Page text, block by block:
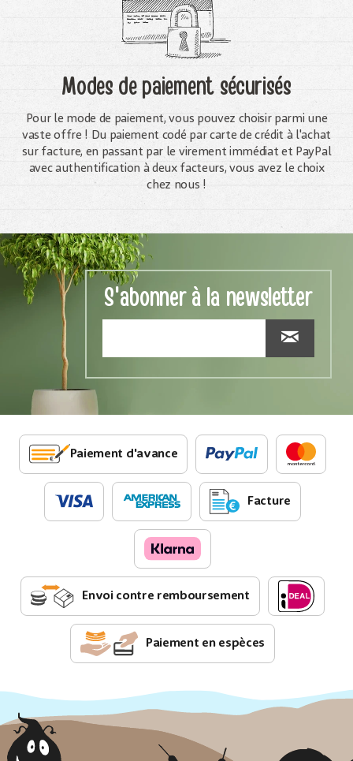
Modes de paiement sécurisés
Pour le mode de paiement, vous pouvez choisir parmi une
vaste offre ! Du paiement codé par carte de crédit à l'achat
sur facture, en passant par le virement immédiat et PayPal
avec authentification à deux facteurs, vous avez le choix
chez nous !
S'abonner à la newsletter
Paiement d'avance
Facture
Envoi contre remboursement
Paiement en espèces